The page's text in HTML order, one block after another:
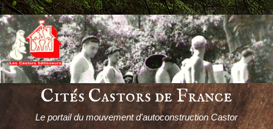
1
Passer
le
contenu
Cités Castors de France
Le portail du mouvement d'autoconstruction Castor